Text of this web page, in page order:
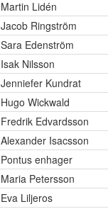
Martin Lidén
Jacob Ringström
Sara Edenström
Isak Nilsson
Jenniefer Kundrat
Hugo Wickwald
Fredrik Edvardsson
Alexander Isacsson
Pontus enhager
Maria Petersson
Eva Liljeros